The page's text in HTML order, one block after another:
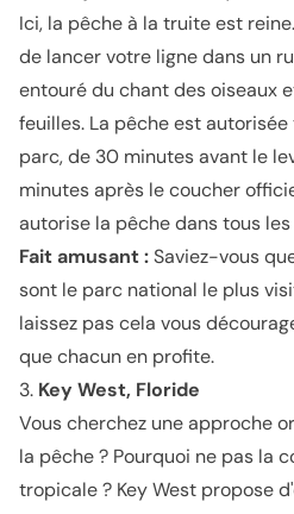
Ici, la pêche à la truite est
de lancer votre ligne dans un
entouré du chant des oiseaux
feuilles. La pêche est
parc, de 30 minutes avant le
minutes après le coucher
autorise la pêche dans tous
Fait amusant :Saviez-vous
sont le parc national le plus
laissez pas cela vous
que chacun en profite.
3. Key West, Floride
Vous cherchez une approche
la pêche ? Pourquoi ne pas la
tropicale ? Key West propose